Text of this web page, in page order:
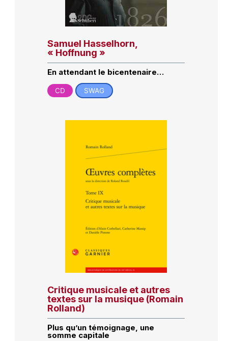
Samuel Hasselhorn,
« Hoffnung »
En attendant le bicentenaire…
CD SWAG
Critique musicale et autres
textes sur la musique (Romain
Rolland)
Plus qu’un témoignage, une
somme capitale